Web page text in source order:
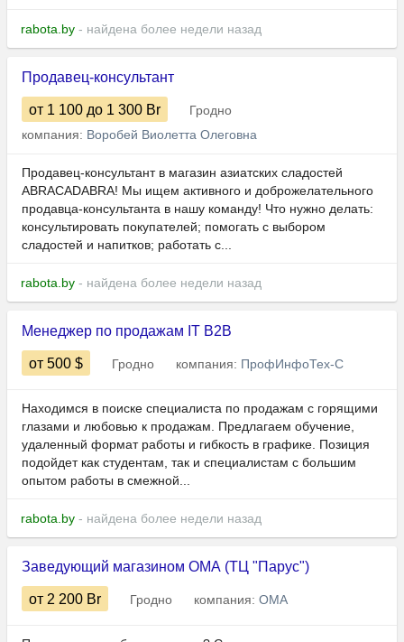
rabota.by - найдена более недели назад
Продавец-консультант
от 1 100 до 1 300 Br
Гродно
компания: Воробей Виолетта Олеговна
Продавец-консультант в магазин азиатских сладостей
ABRACADABRA! Мы ищем активного и доброжелательного
продавца-консультанта в нашу команду! Что нужно делать:
консультировать покупателей; помогать с выбором
сладостей и напитков; работать с...
rabota.by - найдена более недели назад
Менеджер по продажам IT B2B
от 500 $ Гродно компания: ПрофИнфоТех-С
Находимся в поиске специалиста по продажам с горящими
глазами и любовью к продажам. Предлагаем обучение,
удаленный формат работы и гибкость в графике. Позиция
подойдет как студентам, так и специалистам с большим
опытом работы в смежной...
rabota.by - найдена более недели назад
Заведующий магазином ОМА (ТЦ "Парус")
от 2 200 Br Гродно компания: ОМА